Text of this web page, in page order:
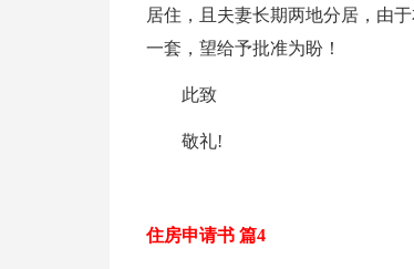
居住，且夫妻长期两地分居，由
一套，望给予批准为盼！
此致
敬礼!
住房申请书 篇4